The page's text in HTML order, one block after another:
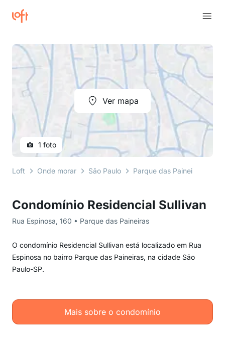
Condomínio Residencial Sullivan
Rua Espinosa, 160 • Parque das Paineiras
O condomínio Residencial Sullivan está localizado em Rua
Espinosa no bairro Parque das Paineiras, na cidade São
Paulo-SP.
Mais sobre o condomínio
Ver mapa
1 foto
Loft Onde morar São Paulo Parque das Paineiras